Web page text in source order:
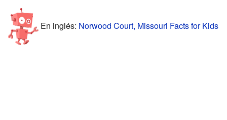
En inglés: Norwood Court, Missouri Facts for Kids